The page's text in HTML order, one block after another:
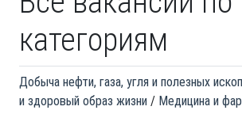
категориям
Добыча нефти, газа, угля и полезных
и здоровый образ жизни
Медицина и